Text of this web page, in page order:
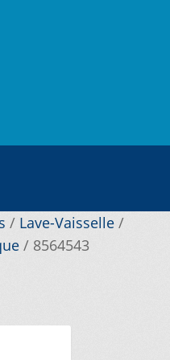
/ Lave-Vaisselle/
/ 8564543